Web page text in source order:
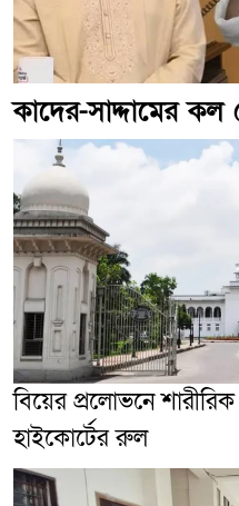
কাদের-সাদ্দামের কল
বিয়ের প্রলোভনে
হাইকোর্টের রুল